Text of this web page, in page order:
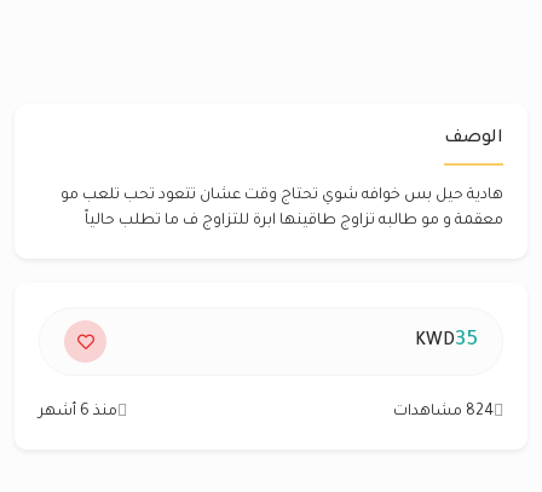
الوصف
هادية حيل بس خوافه شوي تحتاج وقت عشان تتعود تحب تلعب مو
معقمة و مو طالبه تزاوج طاقينها ابرة للتزاوج ف ما تطلب حالياً
35
KWD
824 مشاهدات منذ 6 أشهر